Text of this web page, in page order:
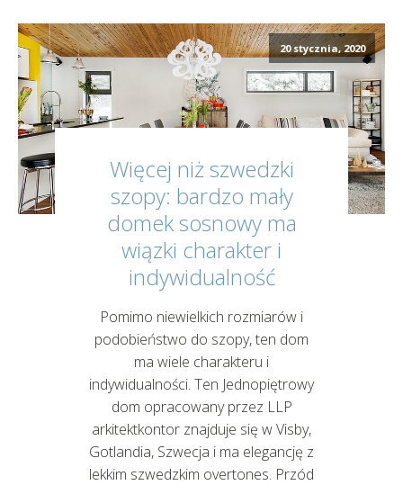
20 stycznia, 2020
Więcej niż szwedzki
szopy: bardzo mały
domek sosnowy ma
wiązki charakter i
indywidualność
Pomimo niewielkich rozmiarów i
podobieństwo do szopy, ten dom
ma wiele charakteru i
indywidualności. Ten Jednopiętrowy
dom opracowany przez LLP
arkitektkontor znajduje się w Visby,
Gotlandia, Szwecja i ma elegancję z
lekkim szwedzkim overtones. Przód